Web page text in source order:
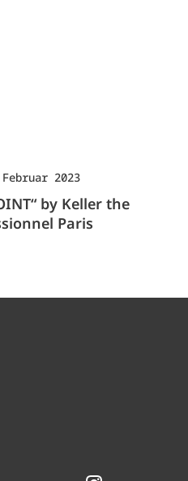
2023
by Keller the
Paris